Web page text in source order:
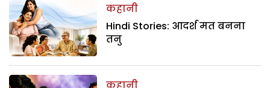
कहानी
Hindi Stories: आदर्श मत बनना
तनु